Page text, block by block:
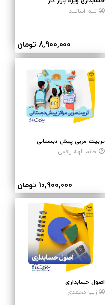
تیم اساتید
8,900,000 تومان
تربیت مربی پیش دبستانی
خانم الهه رافعی
10,900,000 تومان
اصول حسابداری
زیبا محمدی